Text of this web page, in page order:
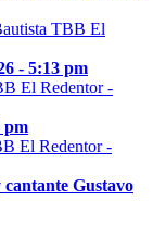
- 5:13 pm
pm
cantante Gustavo